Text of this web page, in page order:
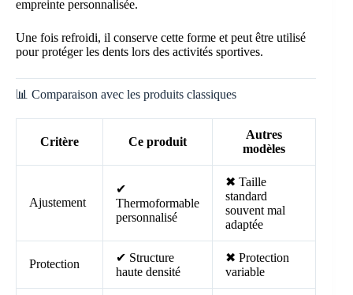
empreinte personnalisée.
Une fois refroidi, il conserve cette forme et peut être utilisé
pour protéger les dents lors des activités sportives.
📊 Comparaison avec les produits classiques
Critère Ce produit
Autres
modèles
Ajustement
✔
Thermoformable
personnalisé
✖ Taille
standard
souvent mal
adaptée
Protection
✔ Structure
haute densité
✖ Protection
variable